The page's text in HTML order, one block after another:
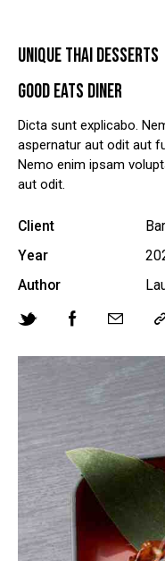
UNIQUE THAI DESSERTS
GOOD EATS DINER
Dicta sunt explicabo.
aspernatur aut odit aut
Nemo enim ipsam
aut odit.
Client
Year
Author
Twitter FacebookShare-